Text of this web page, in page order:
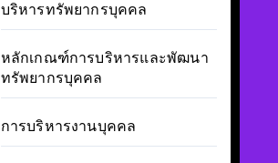
บริหารทรัพยากรบุคคล
หลักเกณฑ์การบริหารและพัฒนา
ทรัพยากรบุคคล
การบริหารงานบุคคล